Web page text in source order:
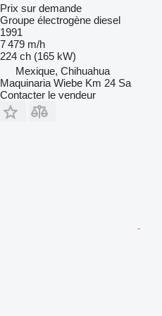
Prix sur demande
Groupe électrogène diesel
1991
7 479 m/h
224 ch (165 kW)
Mexique, Chihuahua
Maquinaria Wiebe Km 24 Sa
Contacter le vendeur